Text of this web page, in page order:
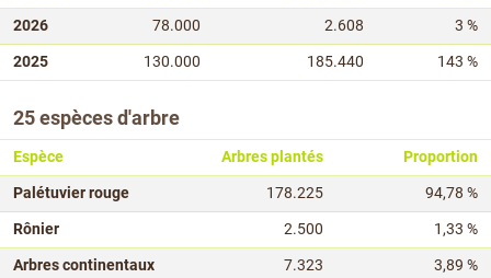
2026
78.000 2.608
3 %
2025
130.000 185.440 143 %
25 espèces d'arbre
Espèce Arbres plantés
Proportion
Palétuvier rouge
178.225
94,78 %
Rônier
2.500
1,33 %
Arbres continentaux
7.323 3,89 %